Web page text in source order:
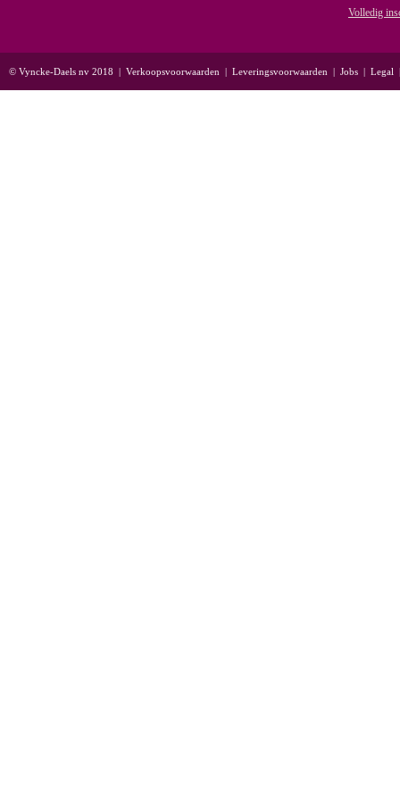
Volledig
© Vyncke-Daels nv 2018 | Verkoopsvoorwaarden | Leveringsvoorwaarden | Jobs | Legal